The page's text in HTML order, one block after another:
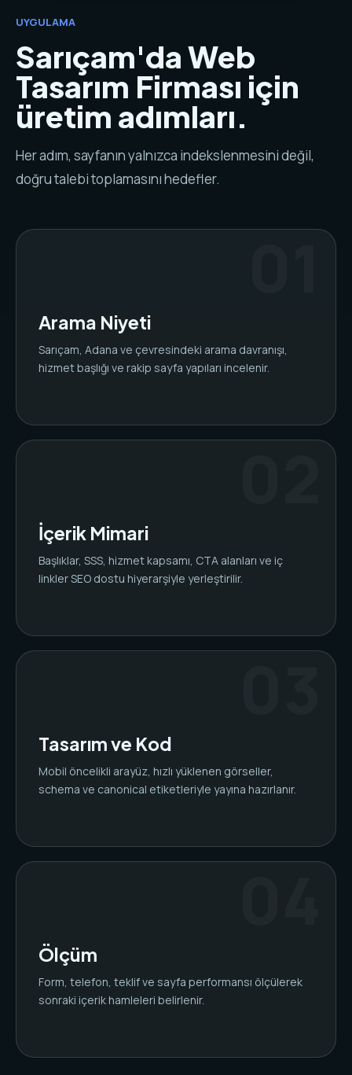
UYGULAMA
Sarıçam'da Web
Tasarım Firması için
üretim adımları.
Her adım, sayfanın yalnızca indekslenmesini değil,
doğru talebi toplamasını hedefler.
Arama Niyeti
Sarıçam, Adana ve çevresindeki arama davranışı,
hizmet başlığı ve rakip sayfa yapıları incelenir.
İçerik Mimari
Başlıklar, SSS, hizmet kapsamı, CTA alanları ve iç
linkler SEO dostu hiyerarşiyle yerleştirilir.
Tasarım ve Kod
Mobil öncelikli arayüz, hızlı yüklenen görseller,
schema ve canonical etiketleriyle yayına hazırlanır.
Ölçüm
Form, telefon, teklif ve sayfa performansı ölçülerek
sonraki içerik hamleleri belirlenir.